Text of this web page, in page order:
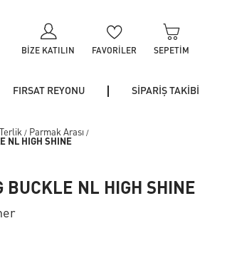
BIZE KATILIN FAVORILER SEPETIM
FIRSAT REYONU SİPARİŞ TAKİBİ
Terlik / Parmak Arası /
NL HIGH SHINE
BUCKLE NL HIGH SHINE